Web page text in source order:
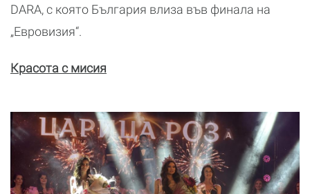
DARA, с която България влиза във финала на
„Евровизия“.
Красота с мисия